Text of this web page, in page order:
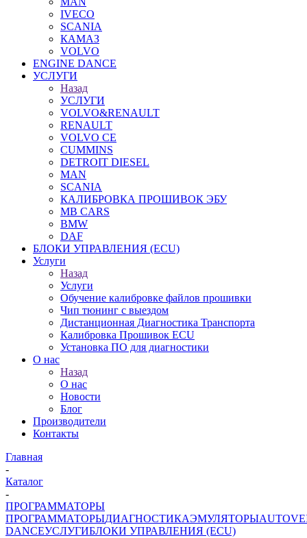
IVECO
SCANIA
КАМАЗ
VOLVO
ENGINE DANCE
УСЛУГИ
Назад
УСЛУГИ
VOLVO&RENAULT
RENAULT
VOLVO CE
CUMMINS
DETROIT DIESEL
MAN
SCANIA
КАЛИБРОВКА ПРОШИВОК ЭБУ
MB CARS
BMW
DAF
БЛОКИ УПРАВЛЕНИЯ (ECU)
Услуги
Назад
Услуги
Обучение калибровке файлов прошивки
Чип тюнинг с выездом
Дистанционная Диагностика Транспорта
Калибровка Прошивок ECU
Установка ПО для диагностики
О нас
Назад
О нас
Новости
Блог
Производители
Контакты
Главная
-
Каталог
-
ПРОГРАММАТОРЫ
ПРОГРАММАТОРЫДИАГНОСТИКАЭМУЛЯТОРЫ
DANCEУСЛУГИБЛОКИ УПРАВЛЕНИЯ (ECU)